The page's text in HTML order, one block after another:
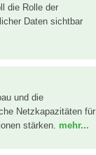
die Rolle der
Daten sichtbar
und die
Netzkapazitäten für
stärken. mehr...